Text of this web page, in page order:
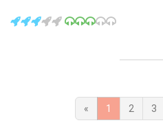
« 1 2 3